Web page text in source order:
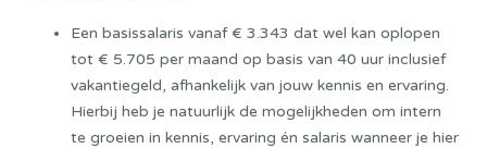
Een basissalaris vanaf € 3.343 dat wel kan oplopen
tot € 5.705 per maand op basis van 40 uur inclusief
vakantiegeld, afhankelijk van jouw kennis en ervaring.
Hierbij heb je natuurlijk de mogelijkheden om intern
te groeien in kennis, ervaring én salaris wanneer je hier